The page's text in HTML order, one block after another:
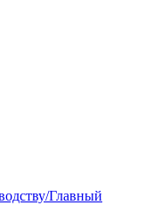
Главный